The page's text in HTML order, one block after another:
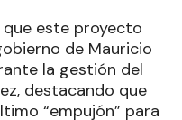
este proyecto
de Mauricio
la gestión del
destacando que
“empujón” para